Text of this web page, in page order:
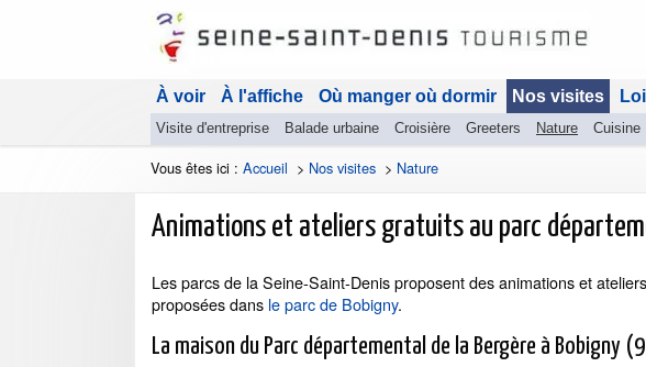
À voir À l'affiche Où manger où dormir Nos visites
Visite d'entreprise Balade urbaine Croisière Greeters Nature Cuisine
Vous êtes ici : Accueil > Nos visites > Nature
Animations et ateliers gratuits au parc
Les parcs de la Seine-Saint-Denis proposent des animations et
proposées dans le parc de Bobigny.
La maison du Parc départemental de la Bergère à Bobigny